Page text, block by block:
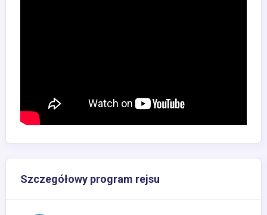
Szczegółowy program rejsu